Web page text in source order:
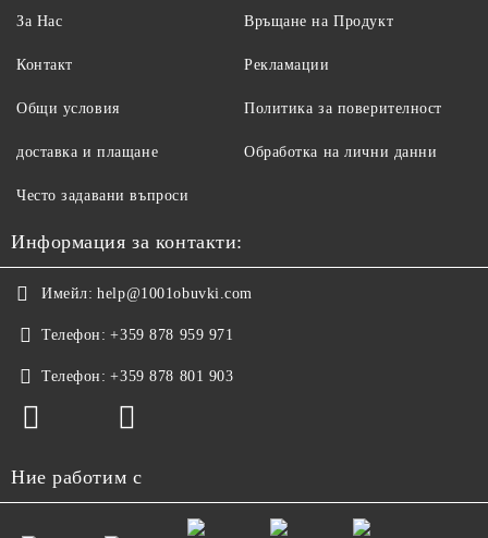
За Нас
Контакт
Общи условия
доставка и плащане
Връщане на Продукт
Рекламации
Политика за поверителност
Обработка на лични данни
Често задавани въпроси
Информация за контакти:
Имейл: help@1001obuvki.com
Телефон: +359 878 959 971
Телефон: +359 878 801 903
Ние работим с